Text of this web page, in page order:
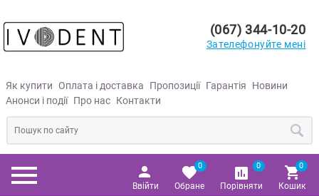
Як купити Оплата і доставка Пропозиції Гарантія
Новини
Анонси і події Про нас Контакти
(067) 344-10-20
Зателефонуйте мені
Ввійти Обране
0
Порівняти
0
Кошик
0